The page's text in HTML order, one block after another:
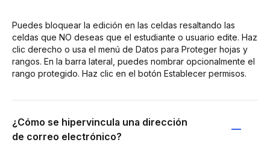
Puedes bloquear la edición en las celdas resaltando las
celdas que NO deseas que el estudiante o usuario edite. Haz
clic derecho o usa el menú de Datos para Proteger hojas y
rangos. En la barra lateral, puedes nombrar opcionalmente el
rango protegido. Haz clic en el botón Establecer permisos.
¿Cómo se hipervincula una dirección
de correo electrónico?